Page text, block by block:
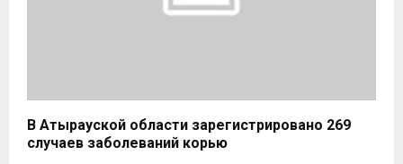
В Атырауской области зарегистрировано 269
случаев заболеваний корью